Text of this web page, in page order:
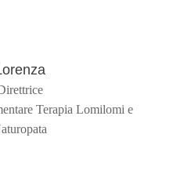
Terapia Lomilomi e